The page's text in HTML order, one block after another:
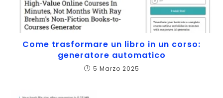
Come trasformare un libro in un corso:
generatore automatico
5 Marzo 2025